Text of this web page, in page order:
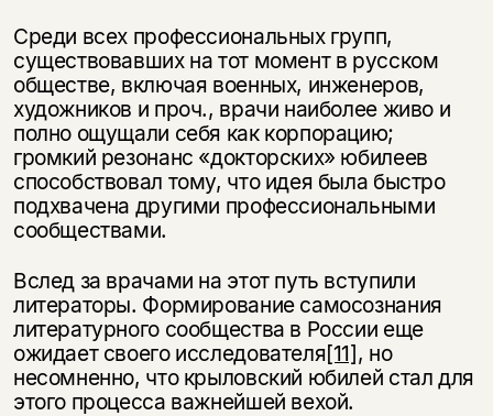
Среди всех профессиональных групп,
существовавших на тот момент в русском
обществе, включая военных, инженеров,
художников и проч., врачи наиболее живо и
полно ощущали себя как корпорацию;
громкий резонанс «докторских» юбилеев
способствовал тому, что идея была быстро
подхвачена другими профессиональными
сообществами.
Вслед за врачами на этот путь вступили
литераторы. Формирование самосознания
литературного сообщества в России еще
ожидает своего исследователя[11], но
несомненно, что крыловский юбилей стал для
этого процесса важнейшей вехой.